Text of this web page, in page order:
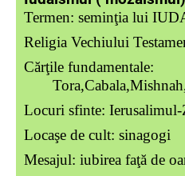
Termen: seminţia lui
Religia Vechiului
Cărţile fundamentale:
Locuri sfinte:
Locaşe de cult: sinagogi
Mesajul: iubirea faţă de